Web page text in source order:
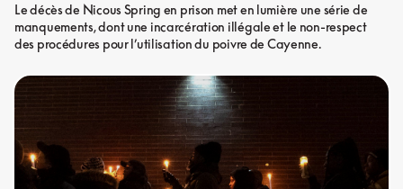
Le décès de Nicous Spring en prison met en lumière une série de
manquements, dont une incarcération illégale et le non-respect
des procédures pour l’utilisation du poivre de Cayenne.